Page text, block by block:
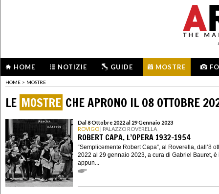
HOME NOTIZIE GUIDE MOSTRE
HOME > MOSTRE
LE MOSTRE CHE APRONO IL 08 OTTOBRE
Dal 8 Ottobre 2022 al 29 Gennaio 2023
ROVIGO | PALAZZO ROVERELLA
ROBERT CAPA. L’OPERA 1932-1954
“Semplicemente Robert Capa”, al Roverella, dall’8
2022 al 29 gennaio 2023, a cura di Gabriel Bauret, è
appun...